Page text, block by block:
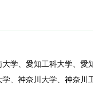
学、愛知工科大学、愛
、神奈川大学、神奈川